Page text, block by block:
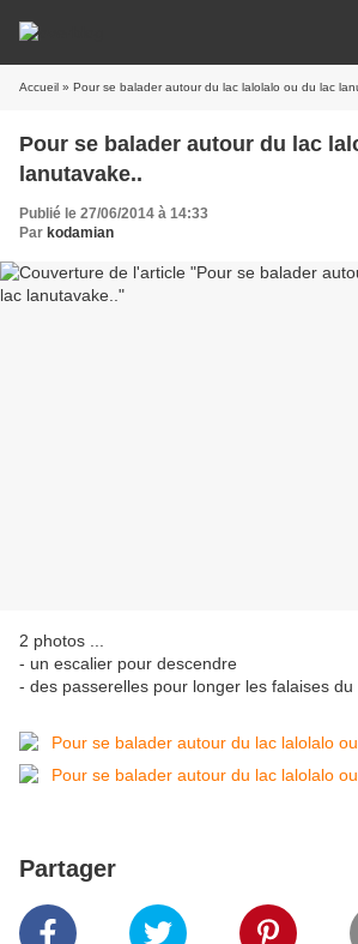
Accueil » Pour se balader autour du lac lalolalo ou du lac
Pour se balader autour du lac
lanutavake..
Publié le 27/06/2014 à 14:33
Par kodamian
2 photos ...
- un escalier pour descendre
- des passerelles pour longer les falaises du
Partager